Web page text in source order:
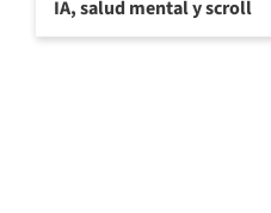
IA, salud mental y scroll